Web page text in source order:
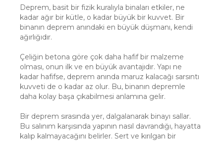
Deprem, basit bir fizik kuralıyla binaları etkiler, ne
kadar ağır bir kütle, o kadar büyük bir kuvvet. Bir
binanın deprem anındaki en büyük düşmanı, kendi
ağırlığıdır.
Çeliğin betona göre çok daha hafif bir malzeme
olması, onun ilk ve en büyük avantajıdır. Yapı ne
kadar hafifse, deprem anında maruz kalacağı sarsıntı
kuvveti de o kadar az olur. Bu, binanın depremle
daha kolay başa çıkabilmesi anlamına gelir.
Bir deprem sırasında yer, dalgalanarak binayı sallar.
Bu salınım karşısında yapının nasıl davrandığı, hayatta
kalıp kalmayacağını belirler. Sert ve kırılgan bir